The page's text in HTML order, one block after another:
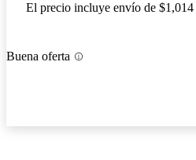
El precio incluye envío de $1,014
Buena oferta